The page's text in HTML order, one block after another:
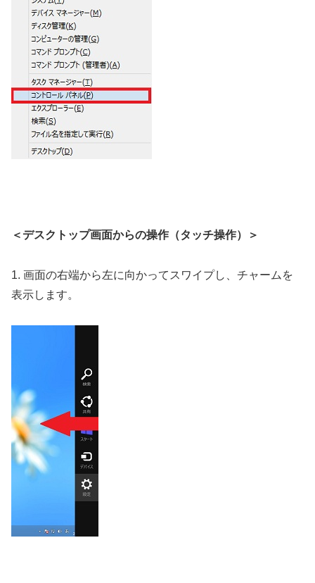
＜デスクトップ画面からの操作（タッチ操作）＞
1. 画面の右端から左に向かってスワイプし、チャームを
表示します。